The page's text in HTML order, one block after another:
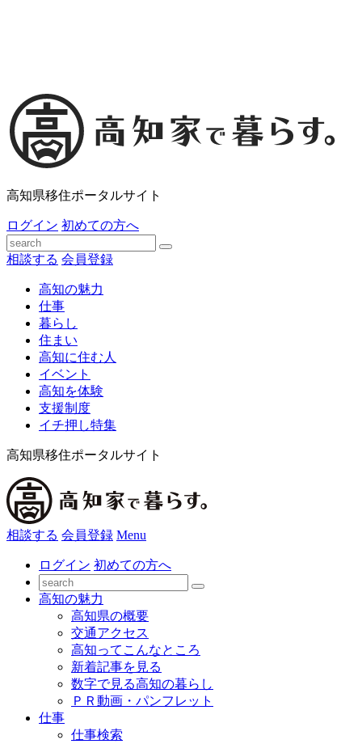
高知県移住ポータルサイト
ログイン 初めての方へ
相談する 会員登録
高知の魅力
仕事
暮らし
住まい
高知に住む人
イベント
高知を体験
支援制度
イチ押し特集
高知県移住ポータルサイト
相談する 会員登録 Menu
ログイン 初めての方へ
高知の魅力
高知県の概要
交通アクセス
高知ってこんなところ
新着記事を見る
数字で見る高知の暮らし
ＰＲ動画・パンフレット
仕事
仕事検索